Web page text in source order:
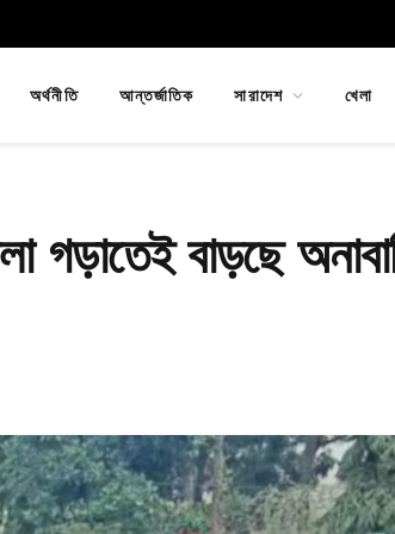
অর্থনীতি আন্তর্জাতিক সারাদেশ খেলা
গড়াতেই বাড়ছে